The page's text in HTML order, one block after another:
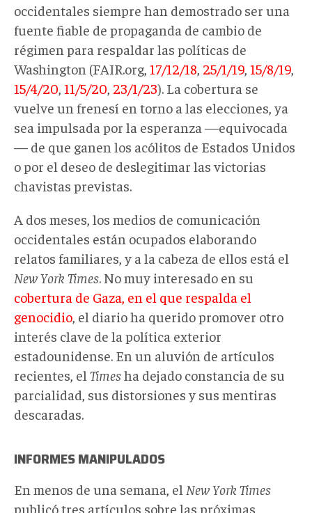
occidentales siempre han demostrado ser una
fuente fiable de propaganda de cambio de
régimen para respaldar las políticas de
Washington (FAIR.org, 17/12/18 25/1/19 15/8/19
15/4/20 11/5/20 23/1/23). La cobertura se
vuelve un frenesí en torno a las elecciones, ya
sea impulsada por la esperanza —equivocada
— de que ganen los acólitos de Estados Unidos
o por el deseo de deslegitimar las victorias
chavistas previstas.
A dos meses, los medios de comunicación
occidentales están ocupados elaborando
relatos familiares, y a la cabeza de ellos está el
New York Times. No muy interesado en su
cobertura de Gaza, en el que respalda el
genocidio , el diario ha querido promover otro
interés clave de la política exterior
estadounidense. En un aluvión de artículos
recientes, el Timesha dejado constancia de su
parcialidad, sus distorsiones y sus mentiras
descaradas.
INFORMES MANIPULADOS
En menos de una semana, el New York Times
publicó tres artículos sobre las próximas